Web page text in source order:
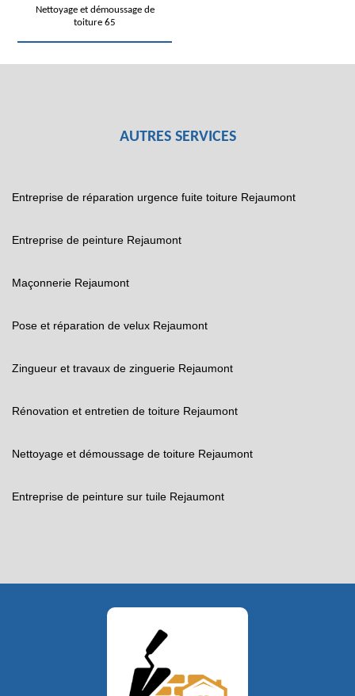
Nettoyage et démoussage de
toiture 65
AUTRES SERVICES
Entreprise de réparation urgence fuite toiture Rejaumont
Entreprise de peinture Rejaumont
Maçonnerie Rejaumont
Pose et réparation de velux Rejaumont
Zingueur et travaux de zinguerie Rejaumont
Rénovation et entretien de toiture Rejaumont
Nettoyage et démoussage de toiture Rejaumont
Entreprise de peinture sur tuile Rejaumont